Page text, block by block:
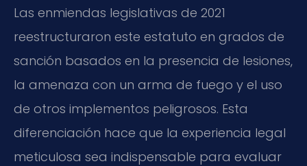
Las enmiendas legislativas de 2021
reestructuraron este estatuto en grados de
sanción basados en la presencia de lesiones,
la amenaza con un arma de fuego y el uso
de otros implementos peligrosos. Esta
diferenciación hace que la experiencia legal
meticulosa sea indispensable para evaluar